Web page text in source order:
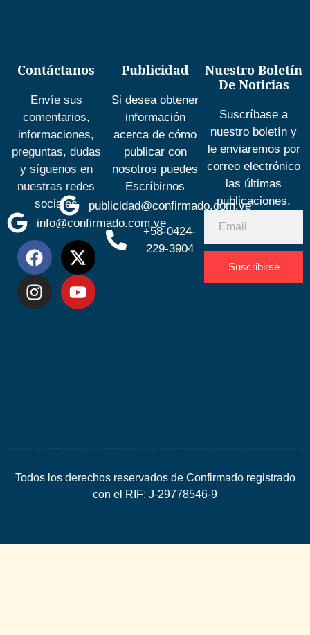
Contáctanos
Envíe sus
comentarios,
informaciones,
preguntas, dudas
y síguenos en
nuestras redes
sociales
info@confirmado.com.ve
Publicidad
Si desea obtener
información
acerca de cómo
publicar con
nosotros puedes
Escríbirnos
publicidad@confirmado.com.ve
+58-0424-
229-3904
Nuestro Boletín
De Noticias
Suscríbase a
nuestro boletín y
le enviaremos por
correo electrónico
las últimas
publicaciones.
Suscribirse
Todos los derechos reservados de Confirmado registrado
con el RIF: J-29778546-9